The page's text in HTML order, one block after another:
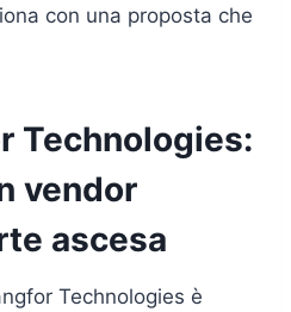
con una proposta che
Technologies:
vendor
ascesa
Technologies è